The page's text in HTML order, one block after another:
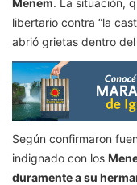
Menem. La situación,
libertario contra “la
abrió grietas dentro
Según confirmaron
indignado con los
duramente a su